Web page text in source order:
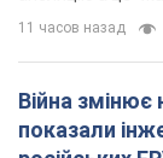
11 часов назад
Війна
показали